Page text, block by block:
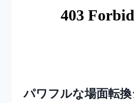
パワフルな場面転